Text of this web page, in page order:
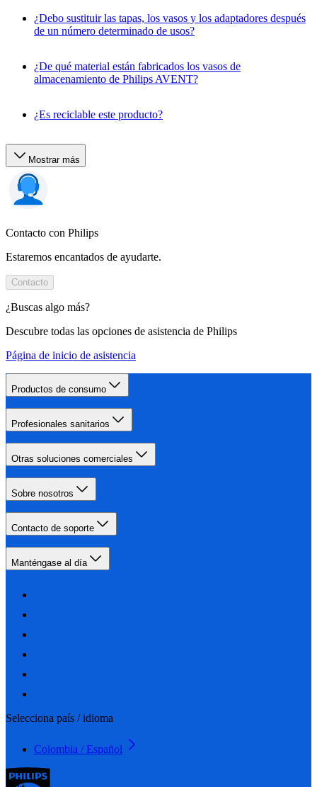
¿Debo sustituir las tapas, los vasos y los adaptadores después
de un número determinado de usos?
¿De qué material están fabricados los vasos de
almacenamiento de Philips AVENT?
¿Es reciclable este producto?
Mostrar más
Contacto con Philips
Estaremos encantados de ayudarte.
Contacto
¿Buscas algo más?
Descubre todas las opciones de asistencia de Philips
Página de inicio de asistencia
Productos de consumo
Profesionales sanitarios
Otras soluciones comerciales
Sobre nosotros
Contacto de soporte
Manténgase al día
Selecciona país / idioma
Colombia / Español